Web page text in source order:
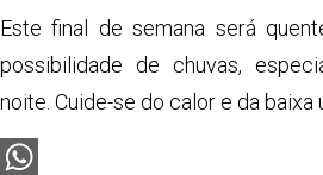
Este final de semana será
possibilidade de chuvas,
noite. Cuide-se do calor e da baixa